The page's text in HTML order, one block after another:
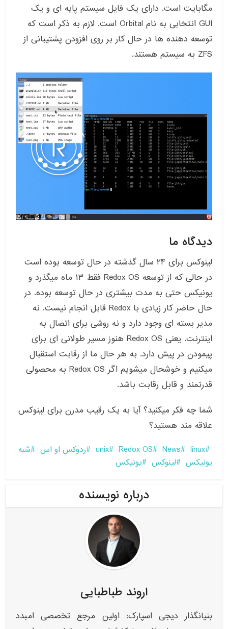
مگابایت است. دارای یک فایل سیستم پایه ای و یک
GUI انتخابی به نام Orbital است. لازم به ذکر است که
توسعه دهنده ها در حال کار بر روی افزودن پشتیبانی از
ZFS به سیستم هستند.
دیدگاه ما
لینوکس برای ۲۴ سال گذشته در حال توسعه بوده است
در حالی که از توسعه Redox OS فقط ۱۳ ماه میگذرد و
یونیکس حتی به مدت بیشتری در حال توسعه بوده. در
حال حاضر کار زیادی با Redox قابل انجام نیست. نه
مدیر بسته ای وجود دارد و نه روشی برای اتصال به
اینترنت. یعنی Redox OS هنوز مسیر طولانی ای برای
پیمودن در پیش دارد. به هر حال ما از رقابت استقبال
میکنیم و خوشحال میشویم اگر Redox OS به محصولی
قدرتمند و قابل رقابت باشد.
شما چه فکر میکنید؟ آیا به یک رقیب مدرن برای لینوکس
علاقه مند هستید؟
linux
News
Redox OS
unix ردوکس او اس
شبه
یونیکس
لینوکس یونیکس
درباره نویسنده
اروند طباطبایی
بنیانگذار دیجی اسپارک: اولین مرجع تخصصی امبدد